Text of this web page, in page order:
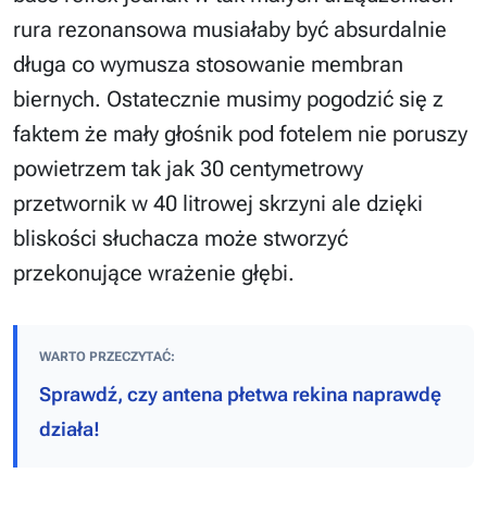
rura rezonansowa musiałaby być absurdalnie
długa co wymusza stosowanie membran
biernych. Ostatecznie musimy pogodzić się z
faktem że mały głośnik pod fotelem nie poruszy
powietrzem tak jak 30 centymetrowy
przetwornik w 40 litrowej skrzyni ale dzięki
bliskości słuchacza może stworzyć
przekonujące wrażenie głębi.
WARTO PRZECZYTAĆ:
Sprawdź, czy antena płetwa rekina naprawdę
działa!